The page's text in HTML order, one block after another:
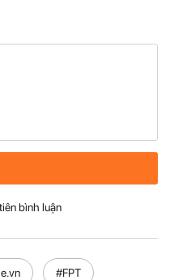
bình luận
#FPT